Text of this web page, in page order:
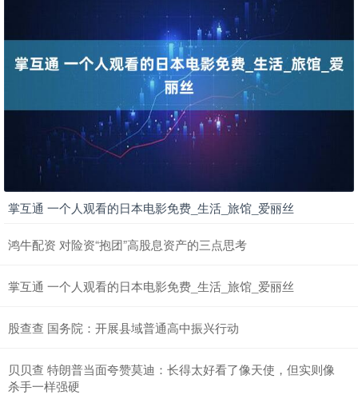
掌互通 一个人观看的日本电影免费_生活_旅馆_爱丽丝
鸿牛配资 对险资“抱团”高股息资产的三点思考
掌互通 一个人观看的日本电影免费_生活_旅馆_爱丽丝
股查查 国务院：开展县域普通高中振兴行动
贝贝查 特朗普当面夸赞莫迪：长得太好看了像天使，但实则像
杀手一样强硬